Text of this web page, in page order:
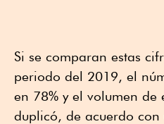
Si se comparan estas
periodo del 2019, el
en 78% y el volumen de
duplicó, de acuerdo